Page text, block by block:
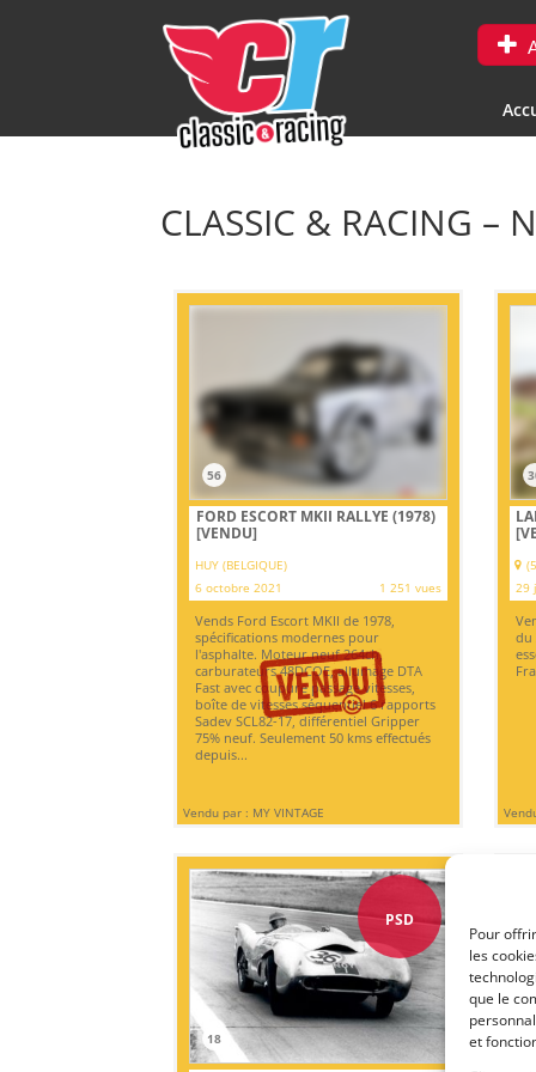
Pour
les
que le
et
CLASSIC & RACING –
56
FORD ESCORT MKII RALLYE (1978)
[VENDU]
HUY (BELGIQUE)
6 octobre 2021
1 251 vues
Vends Ford Escort MKII de 1978,
spécifications modernes pour
l'asphalte. Moteur neuf 264ch,
carburateurs 48DCOE, allumage DTA
Fast avec coupure passage vitesses,
boîte de vitesses séquentiel 6 rapports
Sadev SCL82-17, différentiel Gripper
75% neuf. Seulement 50 kms effectués
depuis...
Vendu par : MY VINTAGE
29
du
PSD
18